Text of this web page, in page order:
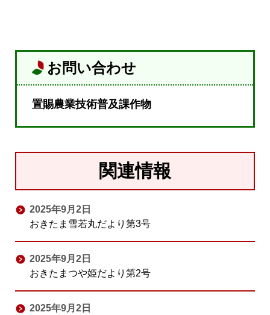
お問い合わせ
置賜農業技術普及課作物
関連情報
2025年9月2日
おきたま雪若丸だより第3号
2025年9月2日
おきたまつや姫だより第2号
2025年9月2日